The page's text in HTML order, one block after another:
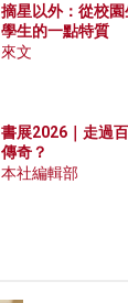
摘星以外：從校
學生的一點特質
來文
書展2026｜走過
傳奇？
本社編輯部